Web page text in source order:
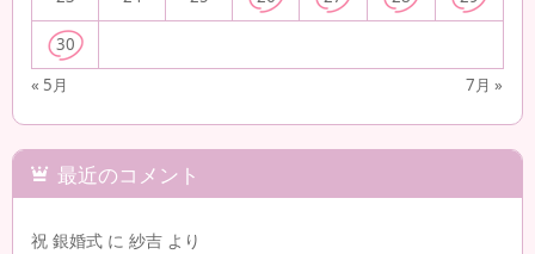
« 5月 7月 »
30
最近のコメント
祝 銀婚式 に 紗吉 より